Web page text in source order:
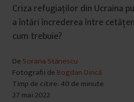
Criza refugiaților din Ucraina
a întări încrederea între
cum trebuie?
De Sorana Stănescu
Fotografii de Bogdan Dincă
Timp de citire: 40 de minute
27 mai 2022